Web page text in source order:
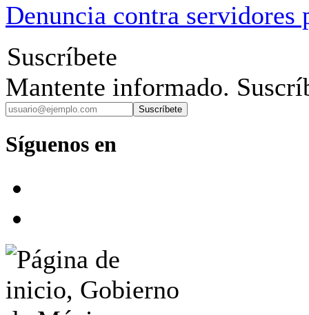
Denuncia contra servidores
Suscríbete
Mantente informado.
Suscríbete
Síguenos en